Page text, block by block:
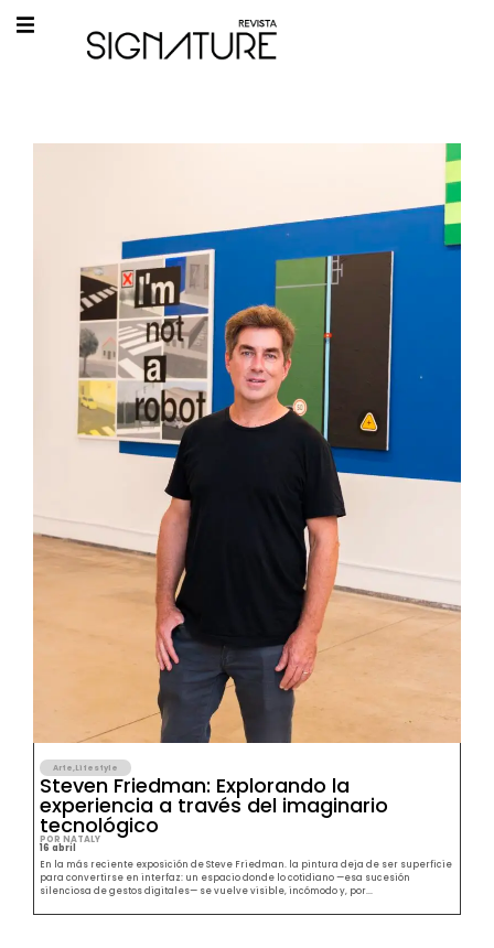
Arte Lifestyle
Steven Friedman: Explorando la
experiencia a través del imaginario
tecnológico
POR NATALY
16 abril
En la más reciente exposición de Steve Friedman. la pintura deja de ser superficie
para convertirse en interfaz: un espacio donde lo cotidiano —esa sucesión
silenciosa de gestos digitales— se vuelve visible, incómodo y, por...